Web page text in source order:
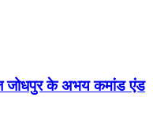
जोधपुर के अभय कमांड एंड